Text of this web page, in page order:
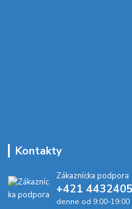
Kontakty
Zákaznícka podpora
+421
denne od 9:00-19:00